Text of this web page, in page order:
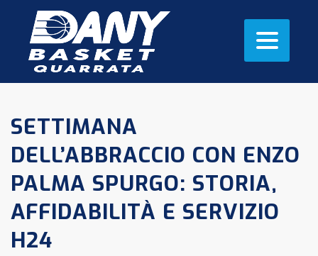
SETTIMANA
DELL’ABBRACCIO CON ENZO
PALMA SPURGO: STORIA,
AFFIDABILITÀ E SERVIZIO
H24